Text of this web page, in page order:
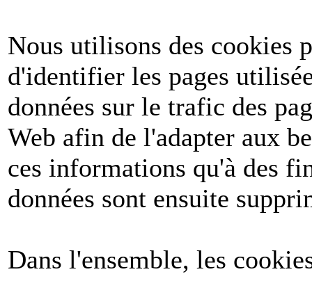
Nous utilisons des cookies
d'identifier les pages
données sur le trafic des
Web afin de l'adapter aux
ces informations qu'à des
données sont ensuite
Dans l'ensemble, les